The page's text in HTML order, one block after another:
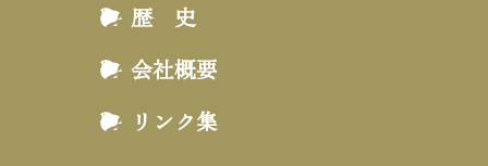
歴 史
会社概要
リンク集